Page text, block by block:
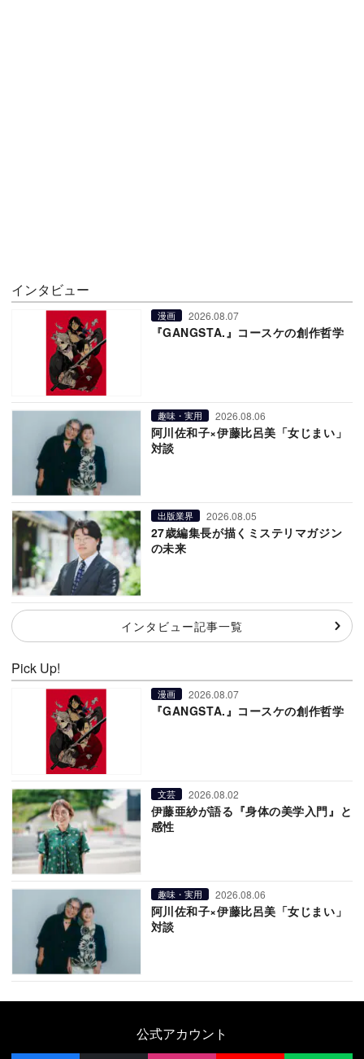
インタビュー
漫画 2026.08.07
『GANGSTA.』コースケの創作哲学
趣味・実用 2026.08.06
阿川佐和子×伊藤比呂美「女じまい」
対談
出版業界 2026.08.05
27歳編集長が描くミステリマガジン
の未来
インタビュー記事一覧
Pick Up!
漫画 2026.08.07
『GANGSTA.』コースケの創作哲学
文芸 2026.08.02
伊藤亜紗が語る『身体の美学入門』と
感性
趣味・実用 2026.08.06
阿川佐和子×伊藤比呂美「女じまい」
対談
公式アカウント